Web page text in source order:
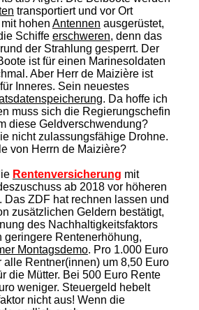
transportiert und vor Ort
hohen Antennen ausgerüstet,
Schiffe erschweren, denn das
der Strahlung gesperrt. Der
ist für einen Marinesoldaten
Aber Herr de Maizière ist
Inneres. Sein neuestes
. Da hoffe ich
muss sich die Regierungschefin
diese Geldverschwendung?
nicht zulassungsfähige Drohne.
von Herrn de Maizière?
Rentenversicherung mit
ab 2018 vor höheren
Das ZDF hat rechnen lassen und
zusätzlichen Geldern bestätigt,
des Nachhaltigkeitsfaktors
geringere Rentenerhöhung,
Montagsdemo. Pro 1.000 Euro
alle Rentner(innen) um 8,50 Euro
die Mütter. Bei 500 Euro Rente
weniger. Steuergeld hebelt
nicht aus! Wenn die